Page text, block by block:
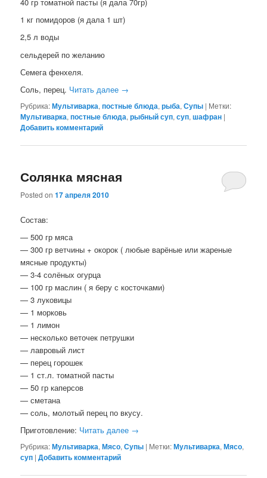
1 кг помидоров (я дала 1 шт)
2,5 л воды
сельдерей по желанию
Семега фенхеля.
Соль, перец. Читать далее →
Рубрика:Мультиварка,постные блюда,рыба,Супы | Метки:
Мультиварка,постные блюда,рыбный суп,суп,шафран |
Добавить комментарий
Солянка мясная
Posted on17 апреля 2010
Состав:
— 500 гр мяса
— 300 гр ветчины + окорок ( любые варёные или жареные
мясные продукты)
— 3-4 солёных огурца
— 100 гр маслин ( я беру с косточками)
— 3 луковицы
— 1 морковь
— 1 лимон
— несколько веточек петрушки
— лавровый лист
— перец горошек
— 1 ст.л. томатной пасты
— 50 гр каперсов
— сметана
— соль, молотый перец по вкусу.
Приготовление: Читать далее →
Рубрика:Мультиварка,Мясо,Супы | Метки:Мультиварка,Мясо,
суп |Добавить комментарий